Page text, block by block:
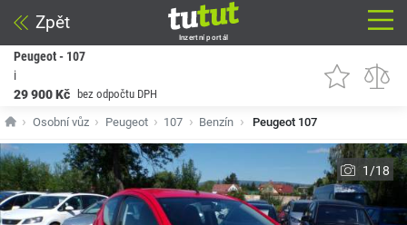
Zpět
Inzertní portál
Peugeot - 107
i
29 900 Kč
bez odpočtu DPH
Osobní vůz Peugeot 107 Benzín Peugeot 107
1/18